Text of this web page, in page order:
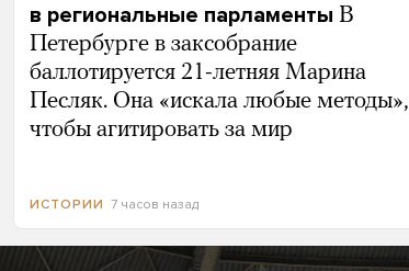
в региональные парламенты В
Петербурге в заксобрание
баллотируется 21-летняя Марина
Песляк. Она «искала любые методы»,
чтобы агитировать за мир
ИСТОРИИ 7 часов назад